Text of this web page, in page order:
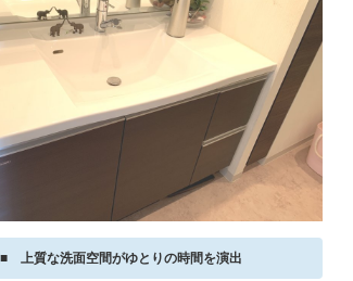
上質な洗面空間がゆとりの時間を演出